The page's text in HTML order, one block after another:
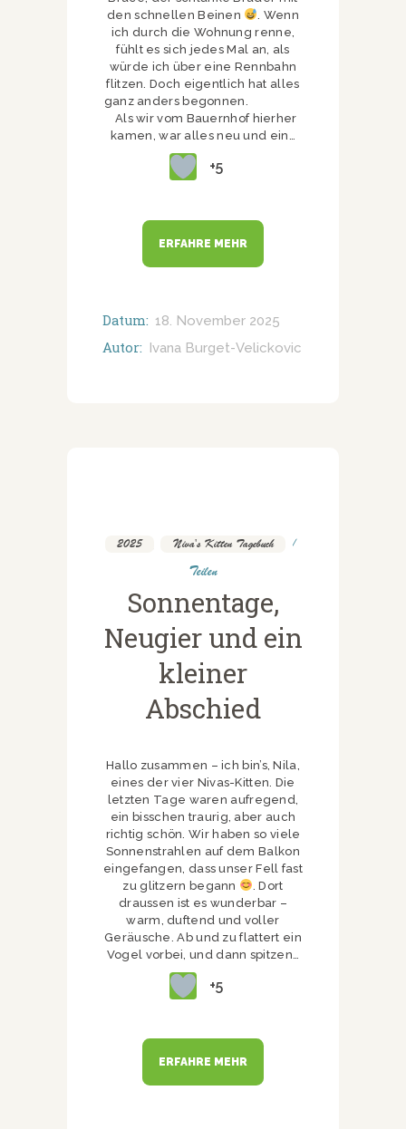
den schnellen Beinen
. Wenn
ich durch die Wohnung renne,
fühlt es sich jedes Mal an, als
würde ich über eine Rennbahn
flitzen. Doch eigentlich hat alles
ganz anders begonnen.
Als wir vom Bauernhof hierher
kamen, war alles neu und ein…
+5
ERFAHRE MEHR
Datum: 18. November 2025
Autor: Ivana Burget-Velickovic
2025 Niva's Kitten Tagebuch
Teilen
Sonnentage,
Neugier und ein
kleiner
Abschied
Hallo zusammen – ich bin’s, Nila,
eines der vier Nivas-Kitten. Die
letzten Tage waren aufregend,
ein bisschen traurig, aber auch
richtig schön. Wir haben so viele
Sonnenstrahlen auf dem Balkon
eingefangen, dass unser Fell fast
zu glitzern begann
. Dort
draussen ist es wunderbar –
warm, duftend und voller
Geräusche. Ab und zu flattert ein
Vogel vorbei, und dann spitzen…
+5
ERFAHRE MEHR